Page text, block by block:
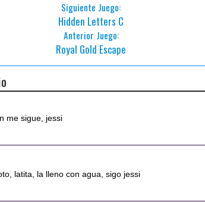
Siguiente Juego:
Hidden Letters C
Anterior Juego:
Royal Gold Escape
me sigue, jessi
latita, la lleno con agua, sigo jessi